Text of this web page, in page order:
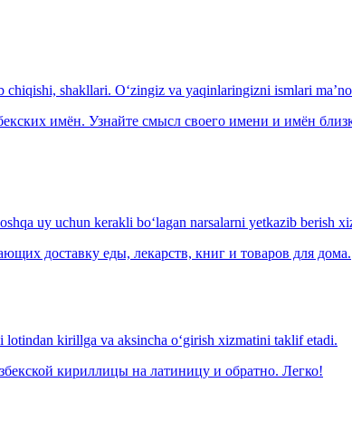
chiqishi, shakllari. O‘zingiz va yaqinlaringizni ismlari
имён. Узнайте смысл своего имени и имён
uy uchun kerakli bo‘lagan narsalarni yetkazib berish
доставку еды, лекарств, книг и товаров для дома.
kirillga va aksincha o‘girish xizmatini taklif etadi.
кириллицы на латиницу и обратно. Легко!